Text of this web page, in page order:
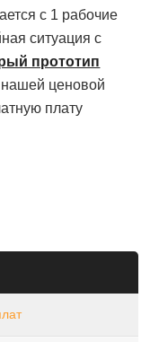
с 1 рабочие
ситуация с
прототип
нашей ценовой
плату